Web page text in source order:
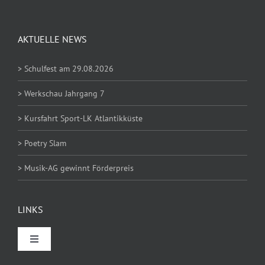
AKTUELLE NEWS
> Schulfest am 29.08.2026
> Werkschau Jahrgang 7
> Kursfahrt Sport-LK Atlantikküste
> Poetry Slam
> Musik-AG gewinnt Förderpreis
LINKS
Toggle